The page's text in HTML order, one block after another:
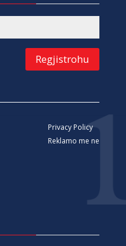
Regjistrohu
Privacy Policy
Reklamo me ne